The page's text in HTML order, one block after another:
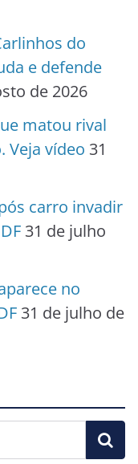
do
e defende
de 2026
matou rival
Veja vídeo 31
carro invadir
31 de julho
no
31 de julho de